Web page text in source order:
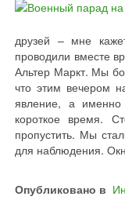
друзей – мне
проводили вместе
Альтер Маркт. Мы
что этим вечером
явление, а именно
короткое время.
пропустить. Мы
для наблюдения.
Опубликовано в